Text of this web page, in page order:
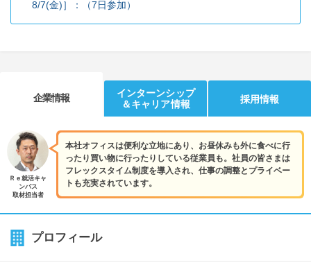
8/7(金)］：（7日参加）
企業情報
インターンシップ
＆キャリア情報
採用情報
本社オフィスは便利な立地にあり、お昼休みも外に食べに行
ったり買い物に行ったりしている従業員も。社員の皆さまは
フレックスタイム制度を導入され、仕事の調整とプライベー
トも充実されています。
Ｒｅ就活キャ
ンパス
取材担当者
プロフィール